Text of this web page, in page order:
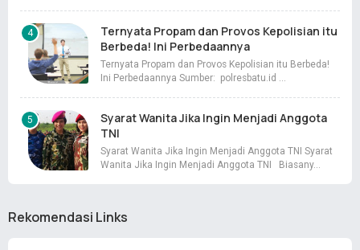
Ternyata Propam dan Provos Kepolisian itu
Berbeda! Ini Perbedaannya
Ternyata Propam dan Provos Kepolisian itu Berbeda!
Ini Perbedaannya Sumber: polresbatu.id …
Syarat Wanita Jika Ingin Menjadi Anggota
TNI
Syarat Wanita Jika Ingin Menjadi Anggota TNI Syarat
Wanita Jika Ingin Menjadi Anggota TNI Biasany…
Rekomendasi Links